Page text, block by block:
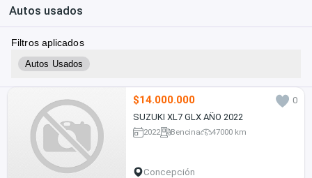
Autos usados
Filtros aplicados
Autos Usados
$14.000.000
0
SUZUKI XL7 GLX AÑO 2022
2022 Bencina 47000 km
Concepción